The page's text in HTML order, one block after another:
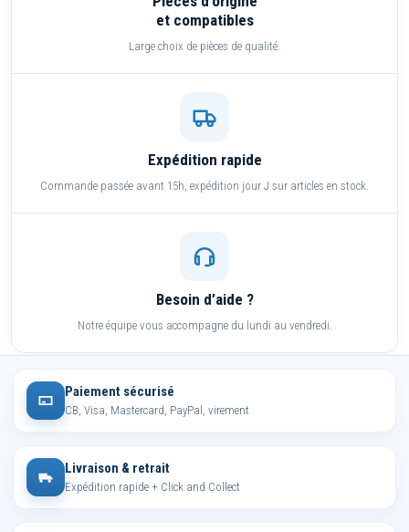
et compatibles
Large choix de pièces de qualité.
Expédition rapide
Commande passée avant 15h, expédition jour J sur articles en stock.
Besoin d’aide ?
Notre équipe vous accompagne du lundi au vendredi.
Paiement sécurisé
CB, Visa, Mastercard, PayPal, virement
Livraison & retrait
Expédition rapide + Click and Collect